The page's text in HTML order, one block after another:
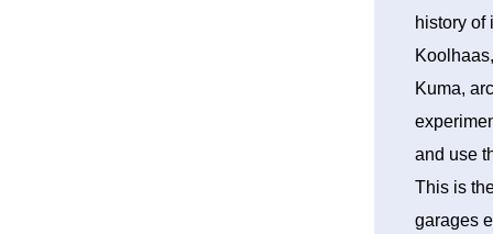
history of
Kuma,
and use
This is
garages